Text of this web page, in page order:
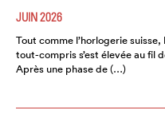
JUIN 2026
Tout comme l’horlogerie
tout-compris s’est élevée au fil
Après une phase de (…)